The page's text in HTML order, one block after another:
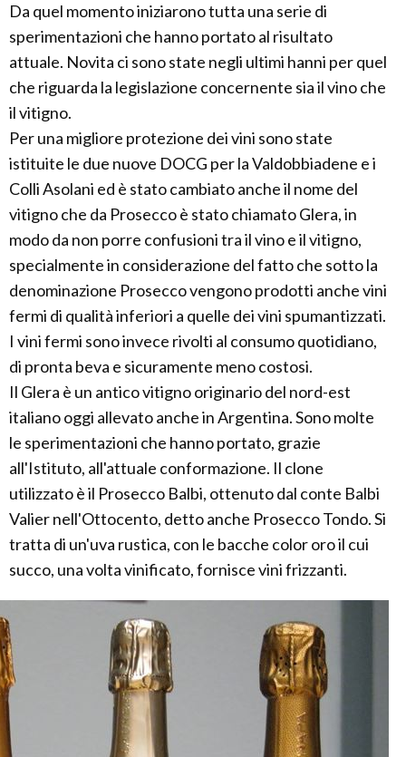
Da quel momento iniziarono tutta una serie di
sperimentazioni che hanno portato al risultato
attuale. Novita ci sono state negli ultimi hanni per quel
che riguarda la legislazione concernente sia il vino che
il vitigno.
Per una migliore protezione dei vini sono state
istituite le due nuove DOCG per la Valdobbiadene e i
Colli Asolani ed è stato cambiato anche il nome del
vitigno che da Prosecco è stato chiamato Glera, in
modo da non porre confusioni tra il vino e il vitigno,
specialmente in considerazione del fatto che sotto la
denominazione Prosecco vengono prodotti anche vini
fermi di qualità inferiori a quelle dei vini spumantizzati.
I vini fermi sono invece rivolti al consumo quotidiano,
di pronta beva e sicuramente meno costosi.
Il Glera è un antico vitigno originario del nord-est
italiano oggi allevato anche in Argentina. Sono molte
le sperimentazioni che hanno portato, grazie
all'Istituto, all'attuale conformazione. Il clone
utilizzato è il Prosecco Balbi, ottenuto dal conte Balbi
Valier nell'Ottocento, detto anche Prosecco Tondo. Si
tratta di un'uva rustica, con le bacche color oro il cui
succo, una volta vinificato, fornisce vini frizzanti.